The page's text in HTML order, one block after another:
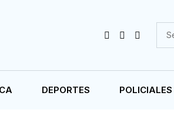
DEPORTES POLICIALES